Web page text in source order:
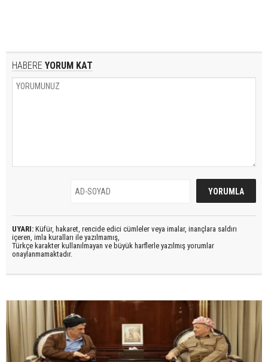
HABERE YORUM KAT
UYARI: Küfür, hakaret, rencide edici cümleler veya imalar, inançlara saldırı
içeren, imla kuralları ile yazılmamış,
Türkçe karakter kullanılmayan ve büyük harflerle yazılmış yorumlar
onaylanmamaktadır.